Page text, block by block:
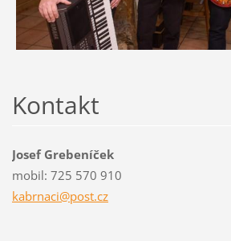
Kontakt
Josef Grebeníček
mobil: 725 570 910
kabrnaci@post.cz